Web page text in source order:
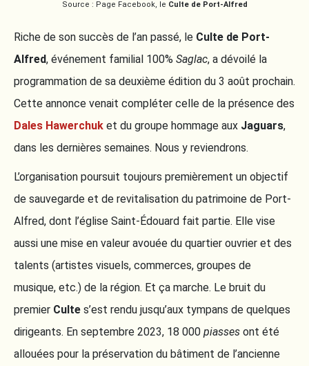
Source : Page Facebook, le Culte de Port-Alfred
Riche de son succès de l’an passé, le Culte de Port-
Alfred, événement familial 100% Saglac, a dévoilé la
programmation de sa deuxième édition du 3 août prochain.
Cette annonce venait compléter celle de la présence des
Dales Hawerchuk et du groupe hommage aux Jaguars,
dans les dernières semaines. Nous y reviendrons.
L’organisation poursuit toujours premièrement un objectif
de sauvegarde et de revitalisation du patrimoine de Port-
Alfred, dont l’église Saint-Édouard fait partie. Elle vise
aussi une mise en valeur avouée du quartier ouvrier et des
talents (artistes visuels, commerces, groupes de
musique, etc.) de la région. Et ça marche. Le bruit du
premier Culte s’est rendu jusqu’aux tympans de quelques
dirigeants. En septembre 2023, 18 000 piasses ont été
allouées pour la préservation du bâtiment de l’ancienne